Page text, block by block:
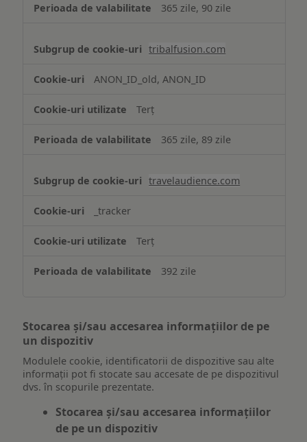
365 zile, 90 zile
tribalfusion.com
ANON_ID_old, ANON_ID
Terț
365 zile, 89 zile
travelaudience.com
_tracker
Terț
392 zile
Stocarea și/sau accesarea informațiilor de pe
un dispozitiv
Modulele cookie, identificatorii de dispozitive sau alte
informații pot fi stocate sau accesate de pe dispozitivul
dvs. în scopurile prezentate.
Stocarea și/sau accesarea informațiilor
de pe un dispozitiv